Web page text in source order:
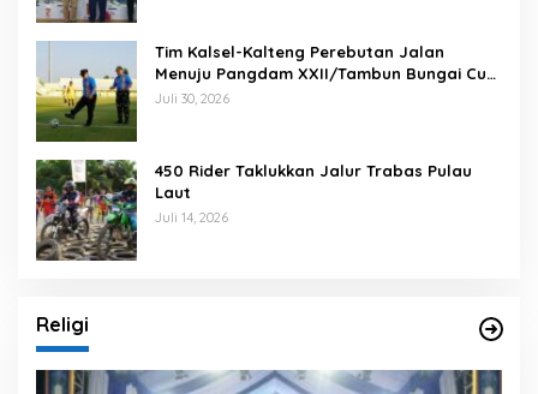
Tim Kalsel-Kalteng Perebutan Jalan
Menuju Pangdam XXII/Tambun Bungai Cup
Banjarmasin
Juli 30, 2026
450 Rider Taklukkan Jalur Trabas Pulau
Laut
Juli 14, 2026
Religi